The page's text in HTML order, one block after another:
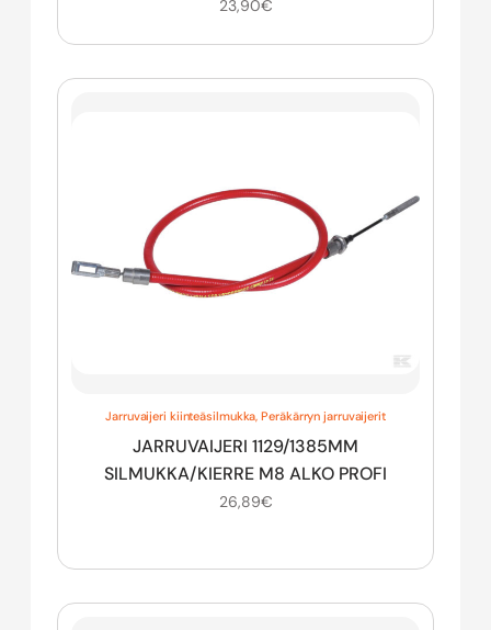
23,90€
Jarruvaijeri kiinteäsilmukka,Peräkärryn jarruvaijerit
JARRUVAIJERI 1129/1385MM
SILMUKKA/KIERRE M8 ALKO PROFI
26,89€